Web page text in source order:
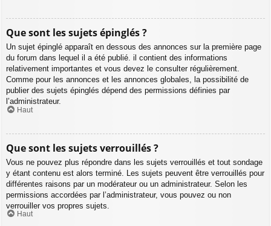
Que sont les sujets épinglés ?
Un sujet épinglé apparaît en dessous des annonces sur la première page
du forum dans lequel il a été publié. il contient des informations
relativement importantes et vous devez le consulter régulièrement.
Comme pour les annonces et les annonces globales, la possibilité de
publier des sujets épinglés dépend des permissions définies par
l’administrateur.
Haut
Que sont les sujets verrouillés ?
Vous ne pouvez plus répondre dans les sujets verrouillés et tout sondage
y étant contenu est alors terminé. Les sujets peuvent être verrouillés pour
différentes raisons par un modérateur ou un administrateur. Selon les
permissions accordées par l’administrateur, vous pouvez ou non
verrouiller vos propres sujets.
Haut